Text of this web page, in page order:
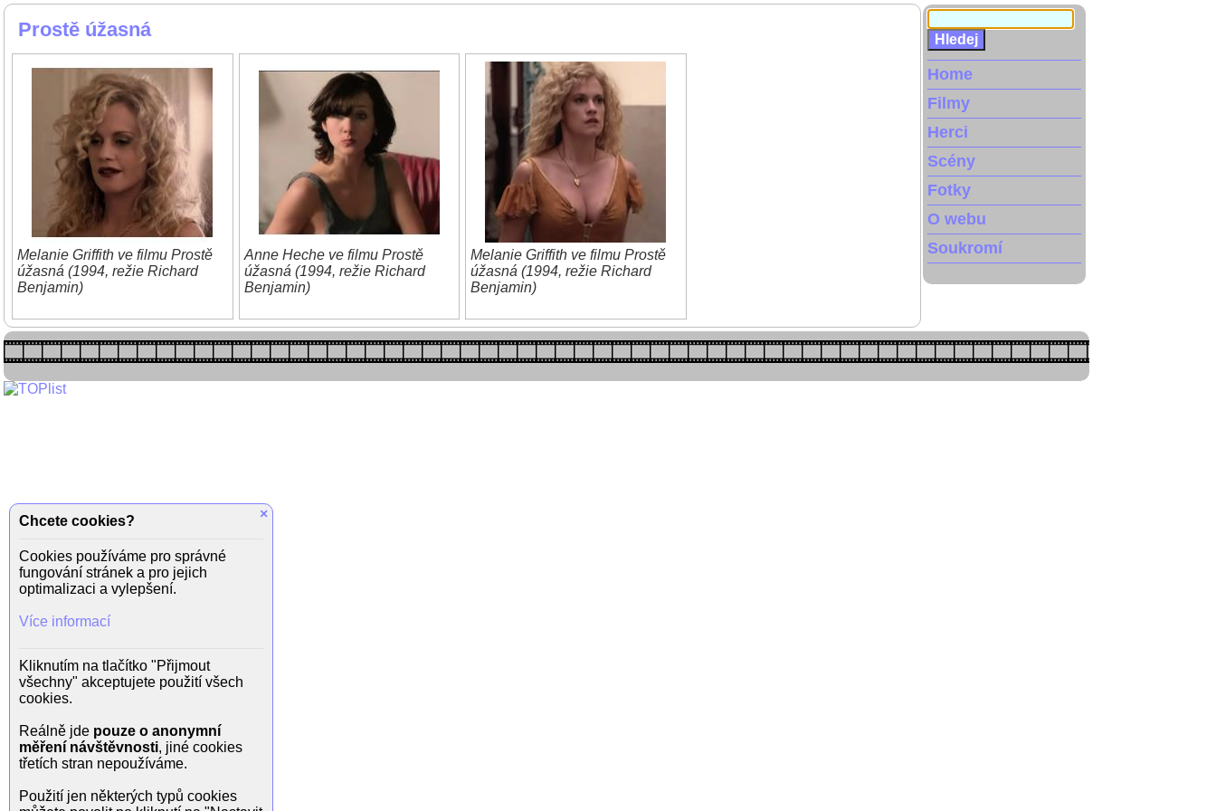
Prostě úžasná
Melanie Griffith ve filmu Prostě
úžasná (1994, režie Richard
Benjamin)
Anne Heche ve filmu Prostě
úžasná (1994, režie Richard
Benjamin)
Melanie Griffith ve filmu Prostě
úžasná (1994, režie Richard
Benjamin)
Home
Filmy
Herci
Scény
Fotky
O webu
Soukromí
×
Chcete cookies?
Cookies používáme pro správné
fungování stránek a pro jejich
optimalizaci a vylepšení.
Více informací
Kliknutím na tlačítko "Přijmout
všechny" akceptujete použití všech
cookies.
Reálně jde pouze o anonymní
měření návštěvnosti, jiné cookies
třetích stran nepoužíváme.
Použití jen některých typů cookies